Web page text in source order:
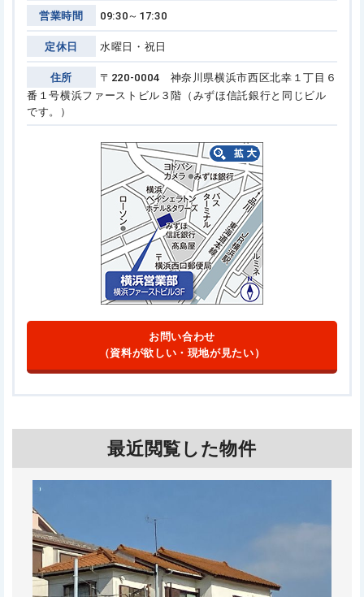
営業時間 09:30～17:30
定休日 水曜日・祝日
住所
〒220-0004 神奈川県横浜市西区北幸１丁目６
番１号横浜ファーストビル３階（みずほ信託銀行と同じビル
です。）
お問い合わせ
（資料が欲しい・現地が見たい）
最近閲覧した物件